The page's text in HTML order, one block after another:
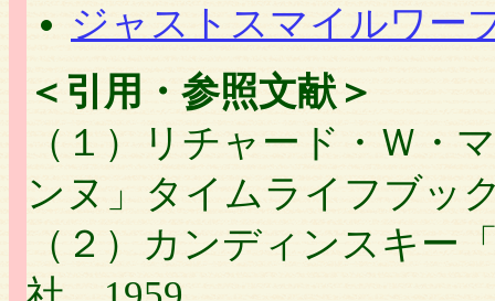
ジャストスマイルワー
＜引用・参照文献＞
（１）リチャード・Ｗ・
ンヌ」タイムライフブッ
（２）カンディンスキー